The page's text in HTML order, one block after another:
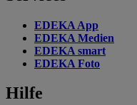
EDEKA App
EDEKA Medien
EDEKA smart
EDEKA Foto
Hilfe